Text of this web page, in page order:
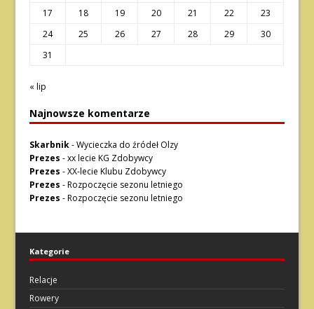
17
18 19 20 21 22
23
24
25 26 27 28 29
30
31
« lip
Najnowsze komentarze
Skarbnik-Wycieczka do źródeł Olzy
Prezes -xx lecie KG Zdobywcy
Prezes -XX-lecie Klubu Zdobywcy
Prezes -Rozpoczęcie sezonu letniego
Prezes -Rozpoczęcie sezonu letniego
Kategorie
Relacje
Rowery